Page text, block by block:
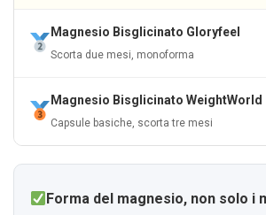
Magnesio Bisglicinato Gloryfeel
Scorta due mesi, monoforma
Magnesio Bisglicinato WeightWorld
Capsule basiche, scorta tre mesi
Forma del magnesio, non solo i